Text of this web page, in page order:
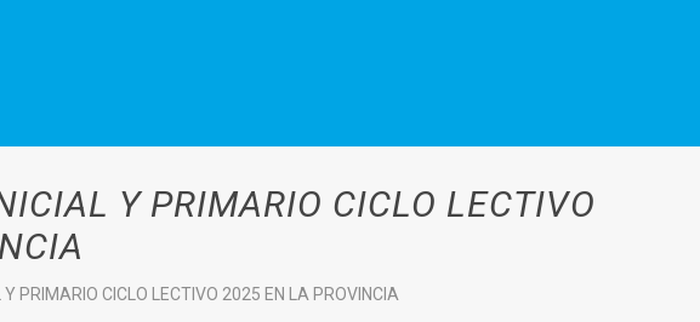
Y PRIMARIO CICLO LECTIVO
PRIMARIO CICLO LECTIVO 2025 EN LA PROVINCIA